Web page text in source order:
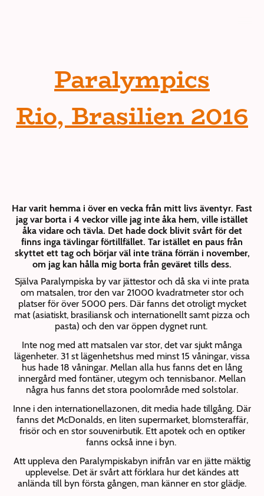
Paralympics
Rio, Brasilien 2016
Har varit hemma i över en vecka från mitt livs äventyr. Fast
jag var borta i 4 veckor ville jag inte åka hem, ville istället
åka vidare och tävla. Det hade dock blivit svårt för det
finns inga tävlingar förtillfället. Tar istället en paus från
skyttet ett tag och börjar väl inte träna förrän i november,
om jag kan hålla mig borta från geväret tills dess.
Själva Paralympiska by var jättestor och då ska vi inte prata
om matsalen, tror den var 21000 kvadratmeter stor och
platser för över 5000 pers. Där fanns det otroligt mycket
mat (asiatiskt, brasiliansk och internationellt samt pizza och
pasta) och den var öppen dygnet runt.
Inte nog med att matsalen var stor, det var sjukt många
lägenheter. 31 st lägenhetshus med minst 15 våningar, vissa
hus hade 18 våningar. Mellan alla hus fanns det en lång
innergård med fontäner, utegym och tennisbanor. Mellan
några hus fanns det stora poolområde med solstolar.
Inne i den internationellazonen, dit media hade tillgång. Där
fanns det McDonalds, en liten supermarket, blomsteraffär,
frisör och en stor souvenirbutik. Ett apotek och en optiker
fanns också inne i byn.
Att uppleva den Paralympiskabyn inifrån var en jätte mäktig
upplevelse. Det är svårt att förklara hur det kändes att
anlända till byn första gången, man känner en stor glädje.